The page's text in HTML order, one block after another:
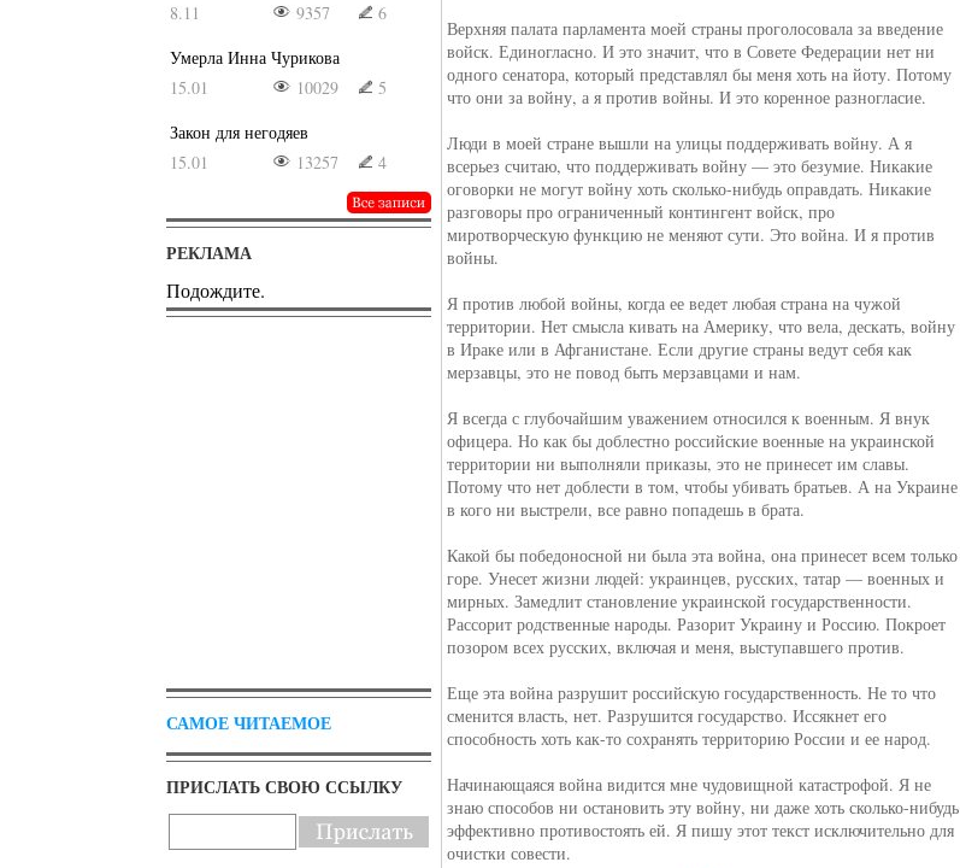
8.11
9357
6
Умерла Инна Чурикова
15.01
10029
5
Закон для негодяев
15.01
13257 4
РЕКЛАМА
Подождите.
САМОЕ ЧИТАЕМОЕ
ПРИСЛАТЬ СВОЮ ССЫЛКУ
Верхняя палата парламента моей страны проголосовала за введение
войск. Единогласно. И это значит, что в Совете Федерации нет ни
одного сенатора, который представлял бы меня хоть на йоту. Потому
что они за войну, а я против войны. И это коренное разногласие.
Люди в моей стране вышли на улицы поддерживать войну. А я
всерьез считаю, что поддерживать войну — это безумие. Никакие
оговорки не могут войну хоть сколько-нибудь оправдать. Никакие
разговоры про ограниченный контингент войск, про
миротворческую функцию не меняют сути. Это война. И я против
войны.
Я против любой войны, когда ее ведет любая страна на чужой
территории. Нет смысла кивать на Америку, что вела, дескать, войну
в Ираке или в Афганистане. Если другие страны ведут себя как
мерзавцы, это не повод быть мерзавцами и нам.
Я всегда с глубочайшим уважением относился к военным. Я внук
офицера. Но как бы доблестно российские военные на украинской
территории ни выполняли приказы, это не принесет им славы.
Потому что нет доблести в том, чтобы убивать братьев. А на Украине
в кого ни выстрели, все равно попадешь в брата.
Какой бы победоносной ни была эта война, она принесет всем только
горе. Унесет жизни людей: украинцев, русских, татар — военных и
мирных. Замедлит становление украинской государственности.
Рассорит родственные народы. Разорит Украину и Россию. Покроет
позором всех русских, включая и меня, выступавшего против.
Еще эта война разрушит российскую государственность. Не то что
сменится власть, нет. Разрушится государство. Иссякнет его
способность хоть как-то сохранять территорию России и ее народ.
Начинающаяся война видится мне чудовищной катастрофой. Я не
знаю способов ни остановить эту войну, ни даже хоть сколько-нибудь
эффективно противостоять ей. Я пишу этот текст исключительно для
очистки совести.